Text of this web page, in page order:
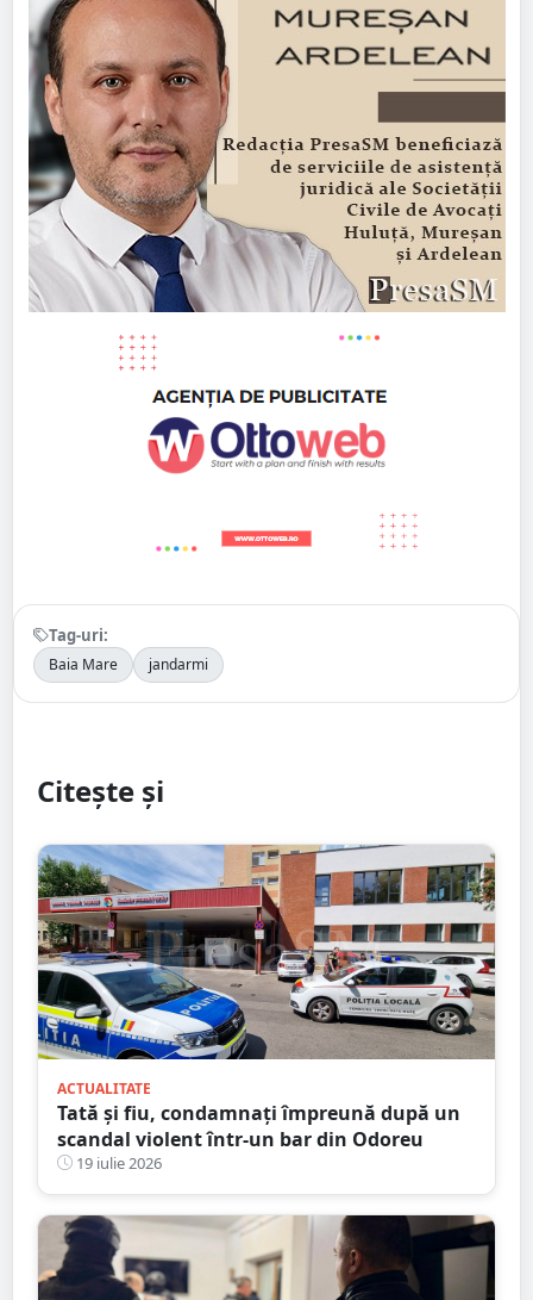
Tag-uri:
Baia Mare jandarmi
Citește și
ACTUALITATE
Tată și fiu, condamnați împreună după un
scandal violent într-un bar din Odoreu
19 iulie 2026